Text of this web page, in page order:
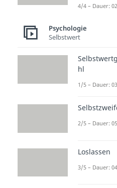
Gedanken
Verfassen
verwenden,
nicht
Empfänger
Struktur
Brocken
✓ Richtige
4/4 – Dauer:
Psychologie
Selbstwert
hl
1/5 – Dauer:
2/5 – Dauer:
Loslassen
3/5 – Dauer: